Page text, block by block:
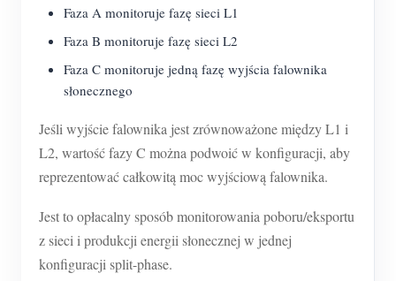
Faza A monitoruje fazę sieci L1
Faza B monitoruje fazę sieci L2
Faza C monitoruje jedną fazę wyjścia falownika
słonecznego
Jeśli wyjście falownika jest zrównoważone między L1 i
L2, wartość fazy C można podwoić w konfiguracji, aby
reprezentować całkowitą moc wyjściową falownika.
Jest to opłacalny sposób monitorowania poboru/eksportu
z sieci i produkcji energii słonecznej w jednej
konfiguracji split-phase.